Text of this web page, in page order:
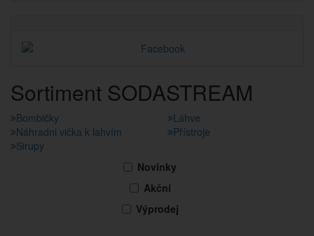
Sortiment SODASTREAM
Bombičky
Láhve
Náhradni vička k lahvím
Přístroje
Sirupy
Novinky
Akční
Výprodej